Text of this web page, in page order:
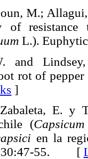
M.;
of
L.).
and
rot of pepper
]
E. y
(
en la
30:47-55. [